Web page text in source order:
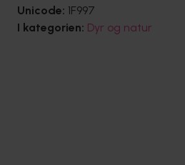
Unicode: 1F997
I kategorien: Dyr og natur